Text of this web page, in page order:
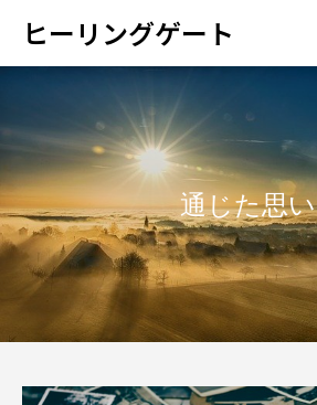
ヒーリングゲート
通じた思い